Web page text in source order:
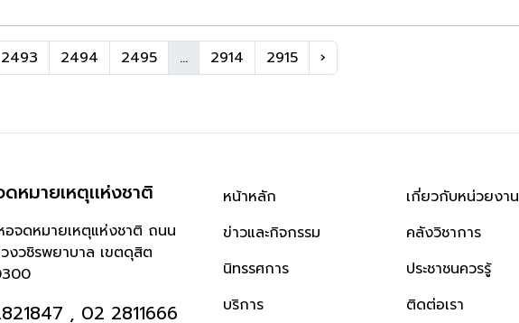
2493 2494 2495 ... 2914 2915 ›
หมายเหตุเเห่งชาติ
อจดหมายเหตุแห่งชาติ ถนน
งวชิรพยาบาล เขตดุสิต
, 02 2811666
หน้าหลัก
ข่าวและกิจกรรม
นิทรรศการ
บริการ
เกี่ยวกับหน่วยงาน
คลังวิชาการ
ประชาชนควรรู้
ติดต่อเรา